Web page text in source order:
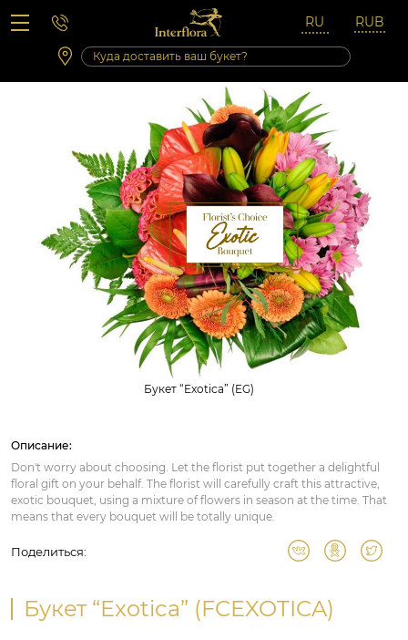
Вопросы-ответы
Сб 10:00 ‐ 14:00
Выходные и праздничные дни
Букет “Exotica” (EG)
Описание:
Don't worry about choosing. Let the florist put together a delightful
floral gift on your behalf. The florist will carefully craft this attractive,
exotic bouquet, using a mixture of flowers in season at the time. That
means that every bouquet will be totally unique.
Поделиться:
Букет “Exotica” (FCEXOTICA)